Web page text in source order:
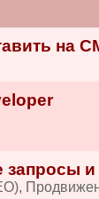
на
запросы